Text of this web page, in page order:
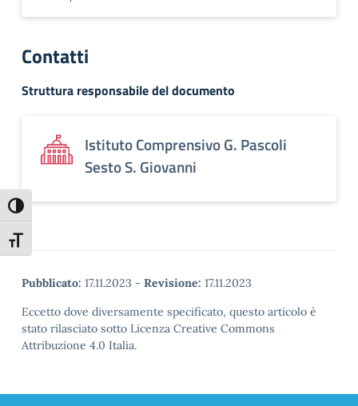
Attiva/disattiva alto contrasto
Attiva/disattiva dimensione testo
Contatti
Struttura responsabile del documento
Istituto Comprensivo G. Pascoli
Sesto S. Giovanni
Pubblicato: 17.11.2023 - Revisione: 17.11.2023
Eccetto dove diversamente specificato, questo articolo è
stato rilasciato sotto Licenza Creative Commons
Attribuzione 4.0 Italia.